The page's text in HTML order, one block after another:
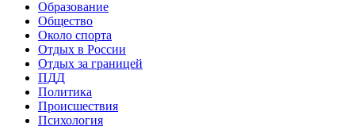
Образование
Общество
Около спорта
Отдых в России
Отдых за границей
ПДД
Политика
Происшествия
Психология